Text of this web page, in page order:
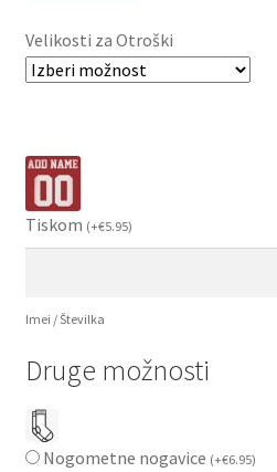
Velikosti za Otroški
Tiskom (+€5.95)
Imei / Številka
Druge možnosti
Nogometne nogavice (+€6.95)